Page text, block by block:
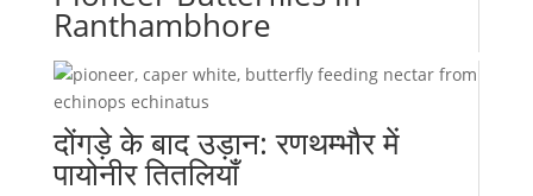
Ranthambhore
दोंगड़े के बाद उड़ान: रणथम्भौर में
पायोनीर तितलियाँ